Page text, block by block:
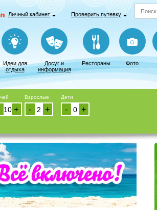
Личный кабинет Проверить путевку
Идеи для
отдыха
Досуг и
информация
Рестораны Фото
+
Взрослые
+
-
Дети
+
-